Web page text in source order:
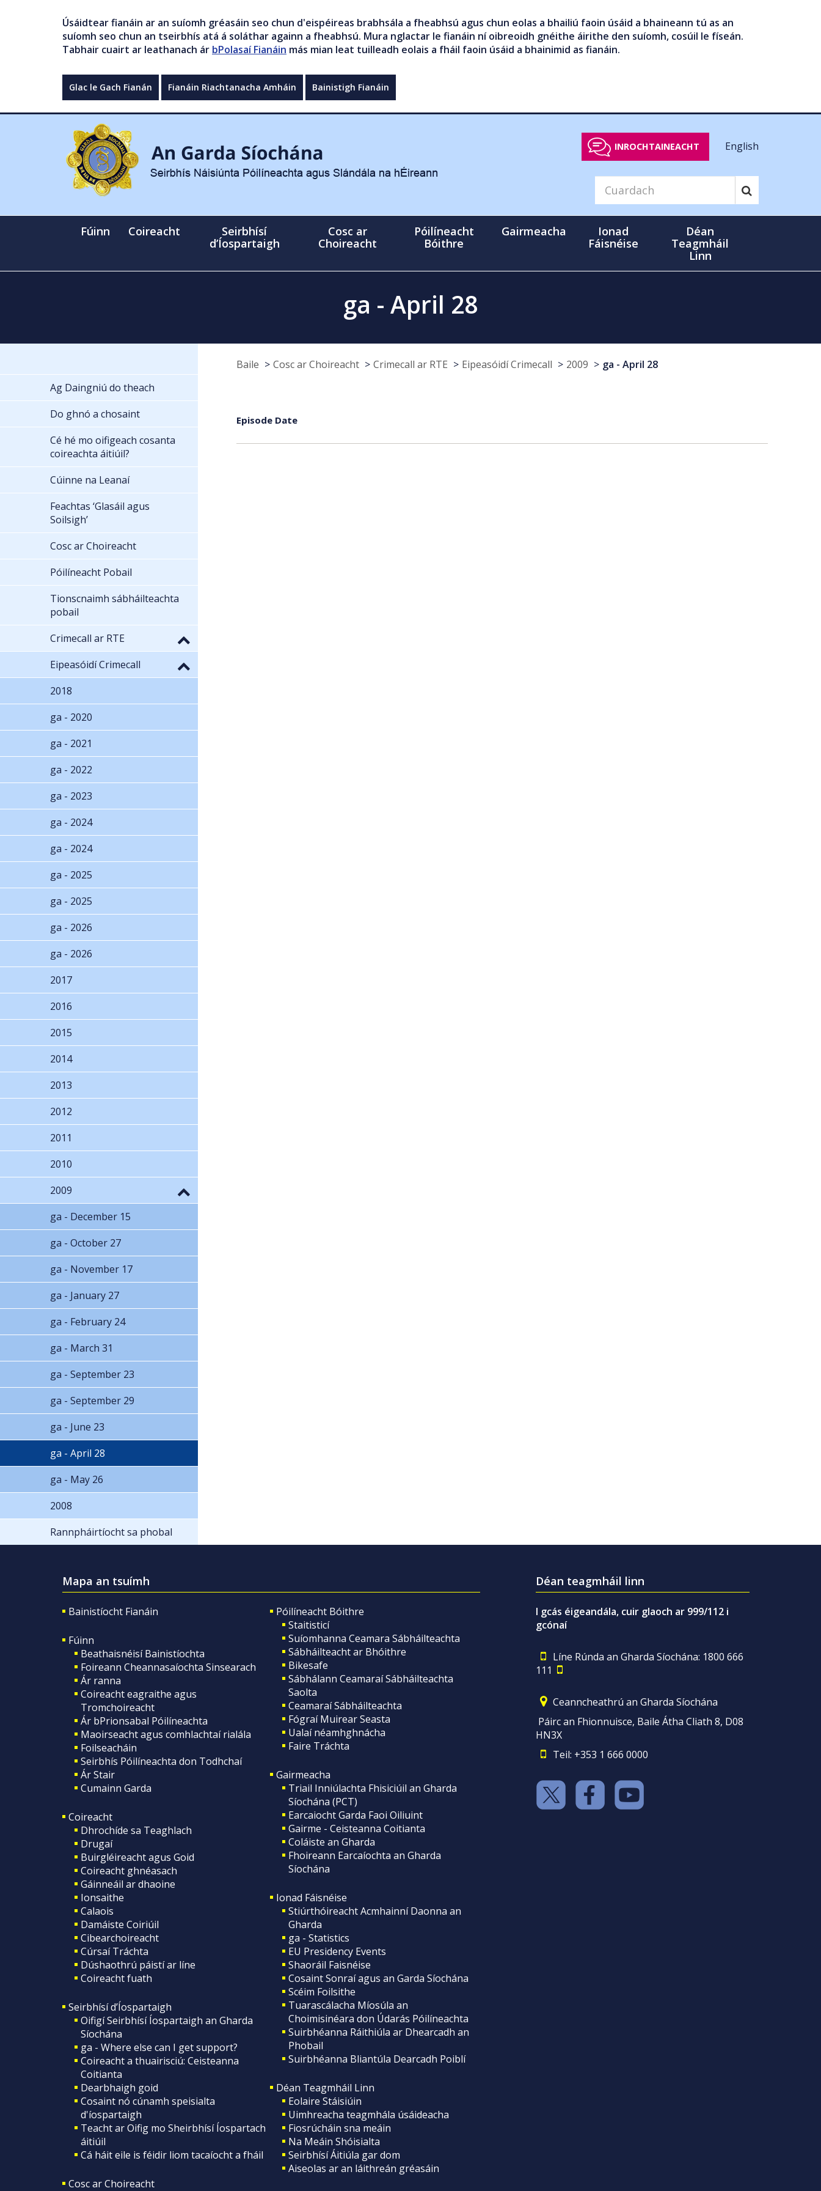
Úsáidtear fianáin ar an suíomh gréasáin seo chun d'eispéireas brabhsála a fheabhsú agus chun eolas a bhailiú faoin úsáid a bhaineann tú as an
suíomh seo chun an tseirbhís atá á soláthar againn a fheabhsú. Mura nglactar le fianáin ní oibreoidh gnéithe áirithe den suíomh, cosúil le físeán.
Tabhair cuairt ar leathanach ár bPolasaí Fianáin más mian leat tuilleadh eolais a fháil faoin úsáid a bhainimid as fianáin.
Glac le Gach Fianán Fianáin Riachtanacha Amháin Bainistigh Fianáin
INROCHTAINEACHT English
Fúinn Coireacht
Seirbhísí
d’Íospartaigh
Cosc ar
Choireacht
Póilíneacht
Bóithre
Gairmeacha
Ionad
Fáisnéise
Déan
Teagmháil
Linn
ga - April 28
Baile Cosc ar Choireacht Crimecall ar RTE Eipeasóidí Crimecall 2009 ga - April 28
Episode Date
Ag Daingniú do theach
Do ghnó a chosaint
Cé hé mo oifigeach cosanta
coireachta áitiúil?
Cúinne na Leanaí
Feachtas ‘Glasáil agus
Soilsigh’
Cosc ar Choireacht
Póilíneacht Pobail
Tionscnaimh sábháilteachta
pobail
Crimecall ar RTE
Eipeasóidí Crimecall
2018
ga - 2020
ga - 2021
ga - 2022
ga - 2023
ga - 2024
ga - 2024
ga - 2025
ga - 2025
ga - 2026
ga - 2026
2017
2016
2015
2014
2013
2012
2011
2010
2009
ga - December 15
ga - October 27
ga - November 17
ga - January 27
ga - February 24
ga - March 31
ga - September 23
ga - September 29
ga - June 23
ga - April 28
ga - May 26
2008
Rannpháirtíocht sa phobal
Mapa an tsuímh
Bainistíocht Fianáin
Fúinn
Beathaisnéisí Bainistíochta
Foireann Cheannasaíochta Sinsearach
Ár ranna
Coireacht eagraithe agus
Tromchoireacht
Ár bPrionsabal Póilíneachta
Maoirseacht agus comhlachtaí rialála
Foilseacháin
Seirbhís Póilíneachta don Todhchaí
Ár Stair
Cumainn Garda
Coireacht
Dhrochíde sa Teaghlach
Drugaí
Buirgléireacht agus Goid
Coireacht ghnéasach
Gáinneáil ar dhaoine
Ionsaithe
Calaois
Damáiste Coiriúil
Cibearchoireacht
Cúrsaí Tráchta
Dúshaothrú páistí ar líne
Coireacht fuath
Seirbhísí d’Íospartaigh
Oifigí Seirbhísí Íospartaigh an Gharda
Síochána
ga - Where else can I get support?
Coireacht a thuairisciú: Ceisteanna
Coitianta
Dearbhaigh goid
Cosaint nó cúnamh speisialta
d'íospartaigh
Teacht ar Oifig mo Sheirbhísí Íospartach
áitiúil
Cá háit eile is féidir liom tacaíocht a fháil
Cosc ar Choireacht
Póilíneacht Bóithre
Staitisticí
Suíomhanna Ceamara Sábháilteachta
Sábháilteacht ar Bhóithre
Bikesafe
Sábhálann Ceamaraí Sábháilteachta
Saolta
Ceamaraí Sábháilteachta
Fógraí Muirear Seasta
Ualaí néamhghnácha
Faire Tráchta
Gairmeacha
Triail Inniúlachta Fhisiciúil an Gharda
Síochána (PCT)
Earcaiocht Garda Faoi Oiliuint
Gairme - Ceisteanna Coitianta
Coláiste an Gharda
Fhoireann Earcaíochta an Gharda
Síochána
Ionad Fáisnéise
Stiúrthóireacht Acmhainní Daonna an
Gharda
ga - Statistics
EU Presidency Events
Shaoráil Faisnéise
Cosaint Sonraí agus an Garda Síochána
Scéim Foilsithe
Tuarascálacha Míosúla an
Choimisinéara don Údarás Póilíneachta
Suirbhéanna Ráithiúla ar Dhearcadh an
Phobail
Suirbhéanna Bliantúla Dearcadh Poiblí
Déan Teagmháil Linn
Eolaire Stáisiúin
Uimhreacha teagmhála úsáideacha
Fiosrúcháin sna meáin
Na Meáin Shóisialta
Seirbhísí Áitiúla gar dom
Aiseolas ar an láithreán gréasáin
Déan teagmháil linn
I gcás éigeandála, cuir glaoch ar 999/112 i
gcónaí
Líne Rúnda an Gharda Síochána: 1800 666
111
Ceanncheathrú an Gharda Síochána
Páirc an Fhionnuisce, Baile Átha Cliath 8, D08
HN3X
Teil: +353 1 666 0000